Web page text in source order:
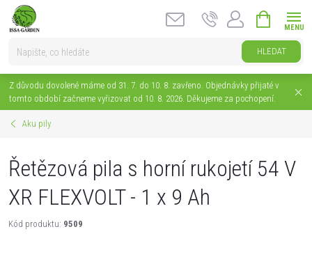
Přejít
HLEDAT
KOŠÍK
Z důvodu dovolené máme od 31. 7. do 10. 8. zavřeno. Objednávky přijaté v
tomto období začneme vyřizovat od 10. 8. 2026. Děkujeme za pochopení.
Aku pily
Řetězová pila s horní rukojetí 54 V
XR FLEXVOLT - 1 x 9 Ah
Kód produktu: 9509